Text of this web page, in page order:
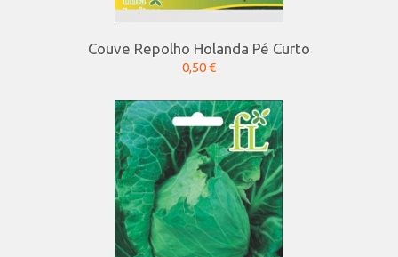
Couve Repolho Holanda Pé Curto
0,50 €